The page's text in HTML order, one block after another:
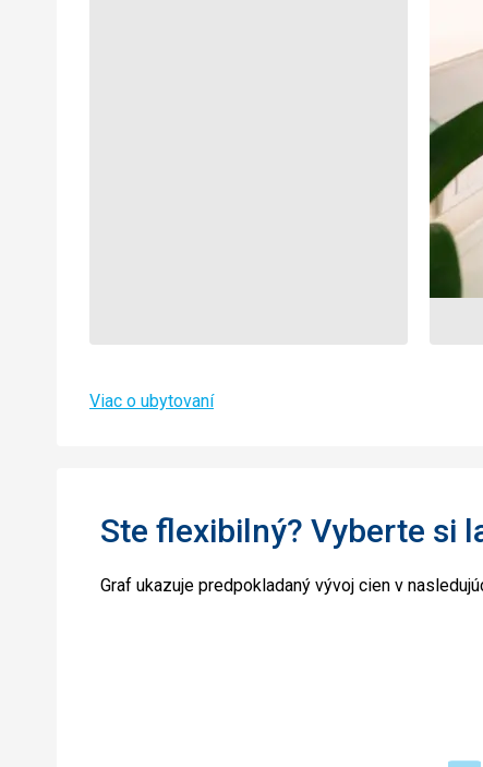
Viac o ubytovaní
Ste flexibilný? Vyberte si
Graf ukazuje predpokladaný vývoj cien v